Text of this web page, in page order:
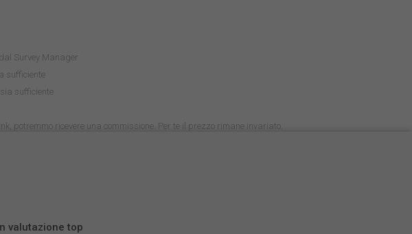
Survey Manager
sufficiente
sia sufficiente
potremmo ricevere una commissione. Per te il prezzo rimane invariato.
valutazione top